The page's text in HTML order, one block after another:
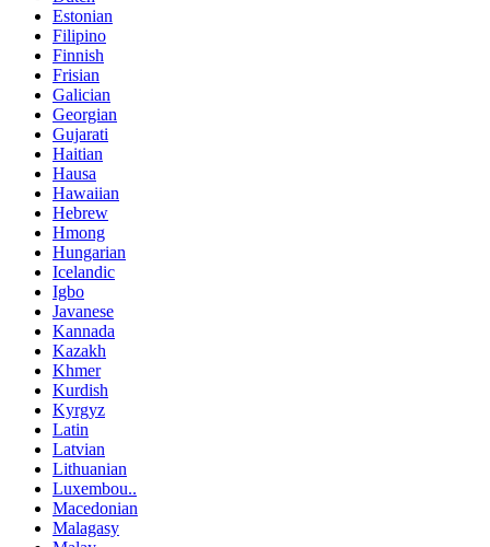
Estonian
Filipino
Finnish
Frisian
Galician
Georgian
Gujarati
Haitian
Hausa
Hawaiian
Hebrew
Hmong
Hungarian
Icelandic
Igbo
Javanese
Kannada
Kazakh
Khmer
Kurdish
Kyrgyz
Latin
Latvian
Lithuanian
Luxembou..
Macedonian
Malagasy